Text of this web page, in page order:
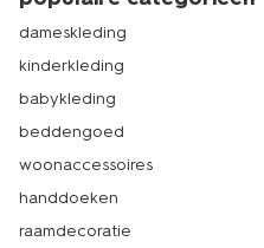
dameskleding
kinderkleding
babykleding
beddengoed
woonaccessoires
handdoeken
raamdecoratie